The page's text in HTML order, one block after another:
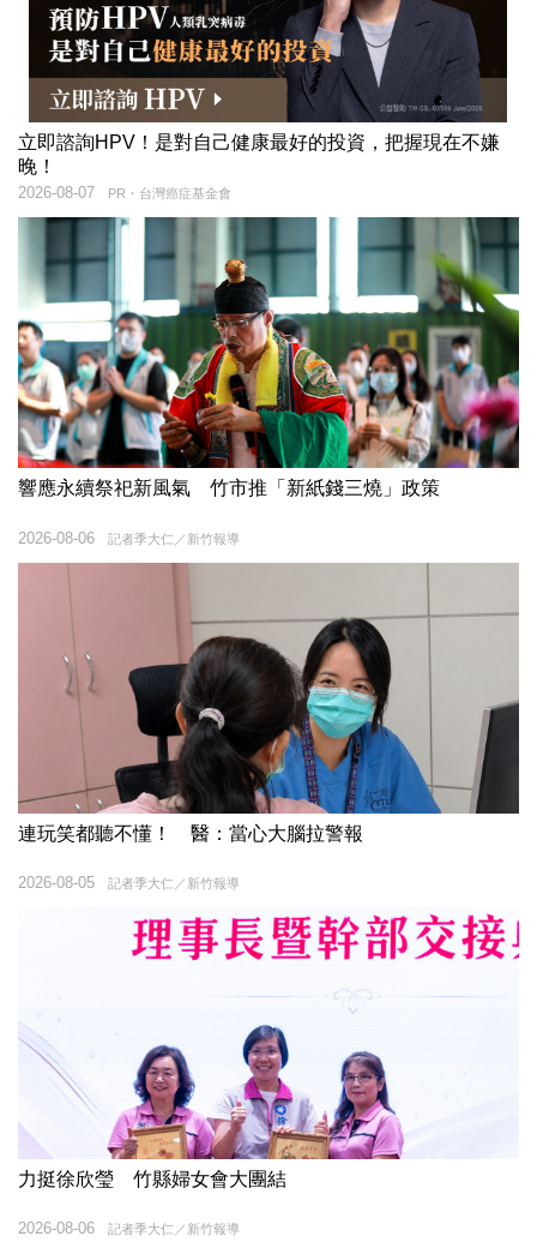
立即諮詢HPV！是對自己健康最好的投資，把握現在不嫌
晚！
PR・台灣癌症基金會
2026-08-07
響應永續祭祀新風氣 竹市推「新紙錢三燒」政策
記者季大仁／新竹報導
2026-08-06
連玩笑都聽不懂！ 醫：當心大腦拉警報
記者季大仁／新竹報導
2026-08-05
力挺徐欣瑩 竹縣婦女會大團結
記者季大仁／新竹報導
2026-08-06